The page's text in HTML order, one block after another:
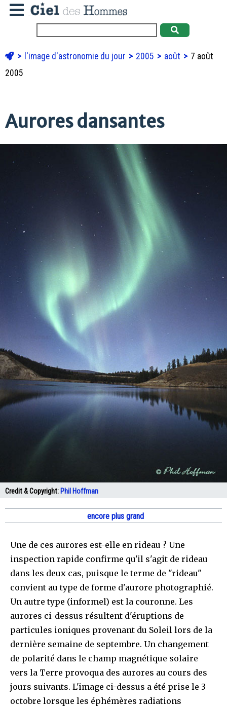
l'image d'astronomie du jour 2005 août
7 août
2005
Aurores dansantes
Credit & Copyright: Phil Hoffman
encore plus grand
Une de ces aurores est-elle en rideau ? Une
inspection rapide confirme qu'il s'agit de rideau
dans les deux cas, puisque le terme de "rideau"
convient au type de forme d'aurore photographié.
Un autre type (informel) est la couronne. Les
aurores ci-dessus résultent d'éruptions de
particules ioniques provenant du Soleil lors de la
dernière semaine de septembre. Un changement
de polarité dans le champ magnétique solaire
vers la Terre provoqua des aurores au cours des
jours suivants. L'image ci-dessus a été prise le 3
octobre lorsque les éphémères radiations